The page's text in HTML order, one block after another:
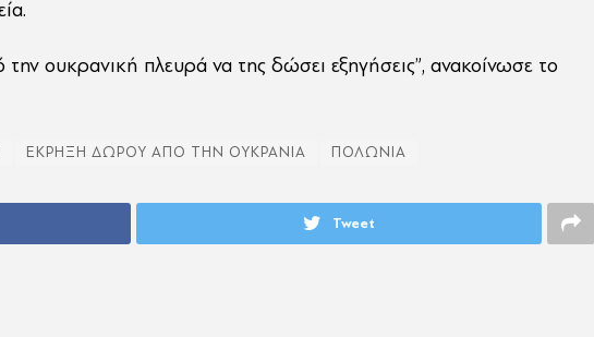
ουκρανική πλευρά να της δώσει εξηγήσεις”, ανακοίνωσε το
ΕΚΡΗΞΗ ΔΩΡΟΥ ΑΠΟ ΤΗΝ ΟΥΚΡΑΝΙΑ ΠΟΛΩΝΙΑ
Tweet